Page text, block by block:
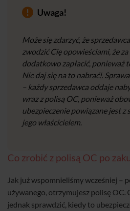
Uwaga!
Może się zdarzyć, że
zwodzić Cię opowieściami, że
dodatkowo zapłacić, ponieważ
Nie daj się na to nabrać!.
– każdy sprzedawca oddaje
wraz z polisą OC, ponieważ
ubezpieczenie powiązane jest z
jego właścicielem.
Co zrobić z polisą OC po
Jak już wspomnieliśmy wcześniej –
używanego, otrzymujesz polisę OC.
jednak sprawdzić, kiedy to